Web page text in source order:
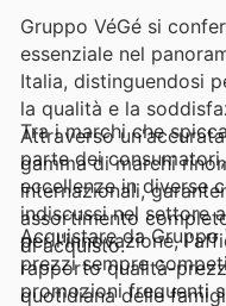
Gruppo VéGé si
essenziale nel
Italia, distinguendosi
la qualità e la
Attraverso
gamma di marchi
internazionali,
assortimento
di acquisto.
Tra i marchi che
parte dei
eccellenze in diverse
indiscussi nel settore
per l'innovazione,
rapporto qualità-
quotidiana delle
Acquistare da
prezzi sempre
promozioni frequenti